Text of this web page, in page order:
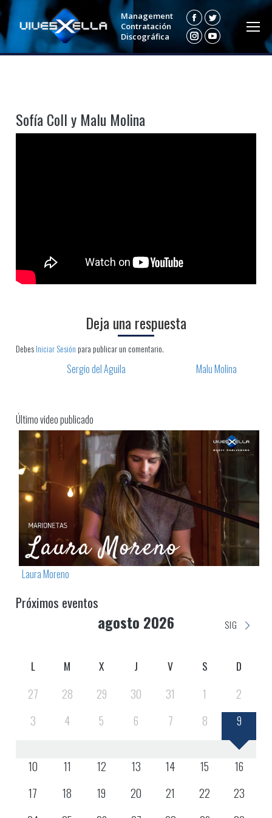
Management
Contratación
Discográfica
FacebookTwitter
Instagram
YouTube
Sofía Coll y Malu Molina
Deja una respuesta
DebesIniciar Sesión para publicar un comentario.
Post navigation
Sergio del Aguila Malu Molina
Último video publicado
Laura Moreno
Próximos eventos
agosto 2026 SIG
L M X J V S D
27 28 29 30 31 1
2
3
4 5 6 7 8 9
10 11 12 13 14 15
16
17
18 19 20 21 22
23